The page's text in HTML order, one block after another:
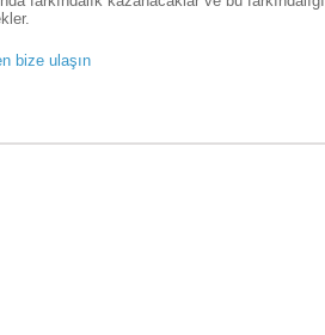
bize ulaşın